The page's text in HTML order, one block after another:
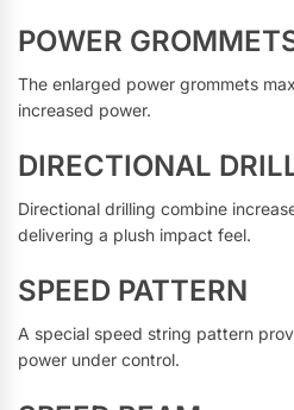
POWER
The enlarged power grommets
increased power.
DIRECTIONAL
Directional drilling combine
delivering a plush impact feel.
SPEED PATTERN
A special speed string pattern
power under control.